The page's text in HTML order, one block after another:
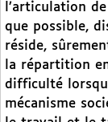
l’articulation
que possible,
réside,
la répartition
difficulté
mécanisme